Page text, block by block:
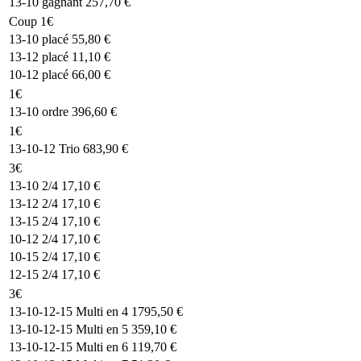
Coup 1€
13-10 placé 55,80 €
13-12 placé 11,10 €
10-12 placé 66,00 €
1€
13-10 ordre 396,60 €
1€
13-10-12 Trio 683,90 €
3€
13-10 2/4 17,10 €
13-12 2/4 17,10 €
13-15 2/4 17,10 €
10-12 2/4 17,10 €
10-15 2/4 17,10 €
12-15 2/4 17,10 €
3€
13-10-12-15 Multi en 4 1795,50 €
13-10-12-15 Multi en 5 359,10 €
13-10-12-15 Multi en 6 119,70 €